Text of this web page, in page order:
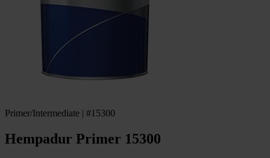
Primer/Intermediate | #15300
Hempadur Primer 15300